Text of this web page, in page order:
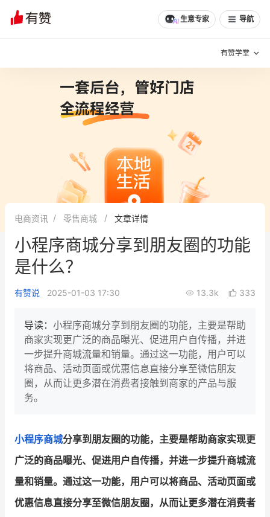
生意专家 导航
有赞学堂
增长方法
有赞专家说
新零售最佳实践
面对面聊增长
新零售大会
增长产品指南
智库 产品场景库
产品更新动态
品牌消费观 行业报告
新零售资讯
培训课程
电商资讯 零售商城 文章详情
小程序商城分享到朋友圈的功能
是什么？
有赞说 2025-01-03 17:30 13.3k 333
导读： 小程序商城分享到朋友圈的功能，主要是帮助
商家实现更广泛的商品曝光、促进用户自传播，并进
一步提升商城流量和销量。通过这一功能，用户可以
将商品、活动页面或优惠信息直接分享至微信朋友
圈，从而让更多潜在消费者接触到商家的产品与服
务。
小程序商城分享到朋友圈的功能，主要是帮助商家实现更
广泛的商品曝光、促进用户自传播，并进一步提升商城流
量和销量。通过这一功能，用户可以将商品、活动页面或
优惠信息直接分享至微信朋友圈，从而让更多潜在消费者